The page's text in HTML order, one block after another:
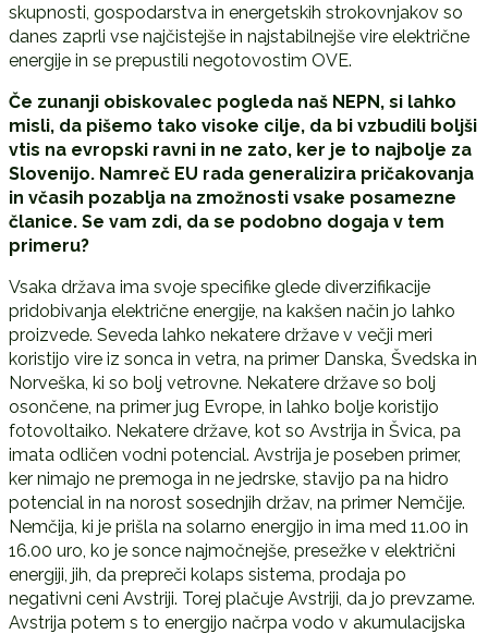
skupnosti, gospodarstva in energetskih strokovnjakov so
danes zaprli vse najčistejše in najstabilnejše vire električne
energije in se prepustili negotovostim OVE.
Če zunanji obiskovalec pogleda naš NEPN, si lahko
misli, da pišemo tako visoke cilje, da bi vzbudili boljši
vtis na evropski ravni in ne zato, ker je to najbolje za
Slovenijo. Namreč EU rada generalizira pričakovanja
in včasih pozablja na zmožnosti vsake posamezne
članice. Se vam zdi, da se podobno dogaja v tem
primeru?
Vsaka država ima svoje specifike glede diverzifikacije
pridobivanja električne energije, na kakšen način jo lahko
proizvede. Seveda lahko nekatere države v večji meri
koristijo vire iz sonca in vetra, na primer Danska, Švedska in
Norveška, ki so bolj vetrovne. Nekatere države so bolj
osončene, na primer jug Evrope, in lahko bolje koristijo
fotovoltaiko. Nekatere države, kot so Avstrija in Švica, pa
imata odličen vodni potencial. Avstrija je poseben primer,
ker nimajo ne premoga in ne jedrske, stavijo pa na hidro
potencial in na norost sosednjih držav, na primer Nemčije.
Nemčija, ki je prišla na solarno energijo in ima med 11.00 in
16.00 uro, ko je sonce najmočnejše, presežke v električni
energiji, jih, da prepreči kolaps sistema, prodaja po
negativni ceni Avstriji. Torej plačuje Avstriji, da jo prevzame.
Avstrija potem s to energijo načrpa vodo v akumulacijska